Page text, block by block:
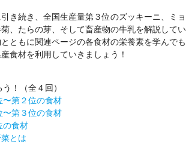
き続き、全国生産量第３位のズッキーニ、ミョ
、たらの芽、そして畜産物の牛乳を解説してい
ともに関連ページの各食材の栄養素を学んでも
食材を利用していきましょう！
！（全４回）
〜第２位の食材
〜第３位の食材
の食材
とは